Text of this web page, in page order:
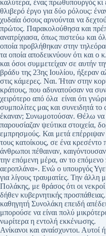
καλύτερα, ένας πρωθυπουργός κι
θλιβερό έργο για δύο ρόλους:
χυδαία όσους αρνούνται να
πρώτος. Παρακολούθησα και
ανατρίχιασα, όπως πιστεύω και
οποία προβλήθηκαν στην
τα οποία αποδεικνύουν ότι και
και όσοι συμμετείχαν σε αυτήν
βράδυ της 23ης Ιουλίου, ήξεραν
στις κάμερες. Ναι. Ήταν στην
κράτους, που αδυνατούσαν να
χειρότερο από όλα είναι ότι
συμπολίτες μας και συνειδητά το
έκαναν; Συνωμοτούσαν. Θέλω να
παρουσίαζαν ψεύτικα στοιχεία,
εμπρησμούς. Και μετά επέρριψαν
τους κατοίκους, σε ένα
άνθρωποι πέθαιναν,
την επόμενη μέρα, αν το επόμενο
αεροπλάνα». Ενώ ο υπουργός
για λίγους τραυματίες. Την
Πολάκης, με θράσος ότι οι
δήθεν κυβερνητικής
καθηγητή Συνολάκη επειδή
μπορούσε να είναι πολύ
νωρίτερα η εντολή εκκένωσης.
Ανίκανοι και αναίσχυντοι. Αυτοί